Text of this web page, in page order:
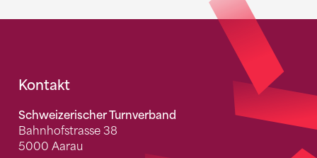
Fusszeile
Kontakt
Schweizerischer Turnverband
Bahnhofstrasse 38
5000 Aarau